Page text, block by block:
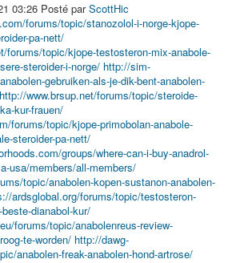
03:26 Posté parScottHic
forums/topic/stanozolol-i-norge-kjope-
pa-nett/
forums/topic/kjope-testosteron-mix-anabole-
steroider-i-norge/ http://sim-
gebruiken-als-je-dik-bent-anabolen-
http://www.brsup.net/forums/topic/steroide-
kur-frauen/
forums/topic/kjope-primobolan-anabole-
steroider-pa-nett/
groups/where-can-i-buy-anadrol-
usa/members/all-members/
topic/anabolen-kopen-sustanon-anabolen-
ardsglobal.org/forums/topic/testosteron-
dianabol-kur/
forums/topic/anabolenreus-review-
te-worden/ http://dawg-
anabolen-freak-anabolen-hond-artrose/